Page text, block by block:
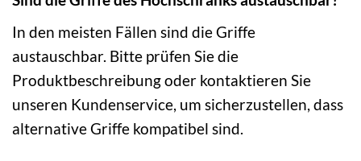
In den meisten Fällen sind die Griffe
austauschbar. Bitte prüfen Sie die
Produktbeschreibung oder kontaktieren Sie
unseren Kundenservice, um sicherzustellen, dass
alternative Griffe kompatibel sind.